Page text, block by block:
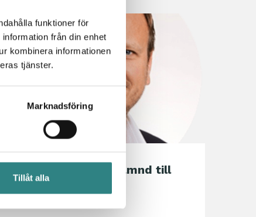
funktioner för
från din enhet
kombinera informationen
tjänster.
Marknadsföring
Tillåt alla
Johan Dovander utnämnd till
interim VD på Trivec